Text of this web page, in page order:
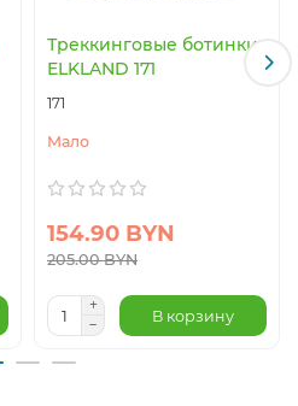
Треккинговые ботинки
ELKLAND 171
171
Мало
154.90 BYN
205.00 BYN
В корзину